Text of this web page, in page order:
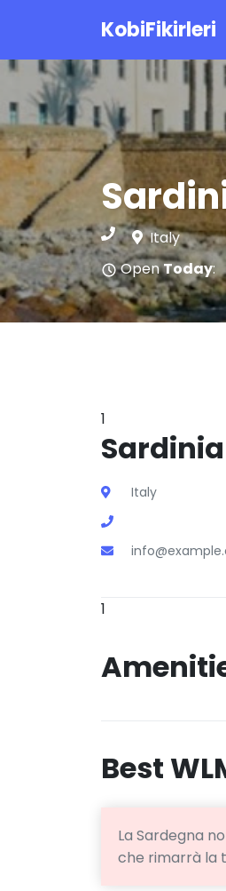
KobiFikirleri
Italy
OpenToday:
1
Italy
1
Best
La Sardegna
che rimarrà la